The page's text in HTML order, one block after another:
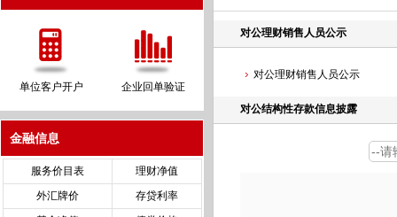
单位客户开户 企业回单验证
金融信息
服务价目表
理财净值
外汇牌价
存贷利率
对公理财销售人员公示
对公理财销售人员公示
对公结构性存款信息披露